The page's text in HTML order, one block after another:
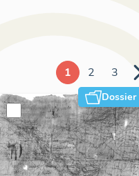
1 2 3
Dossier